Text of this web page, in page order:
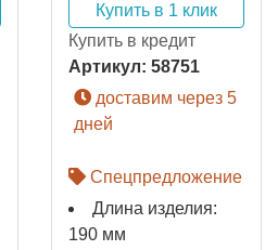
Купить в 1 клик
Купить в кредит
Артикул: 58751
доставим через 5
дней
Спецпредложение
Длина изделия:
190 мм